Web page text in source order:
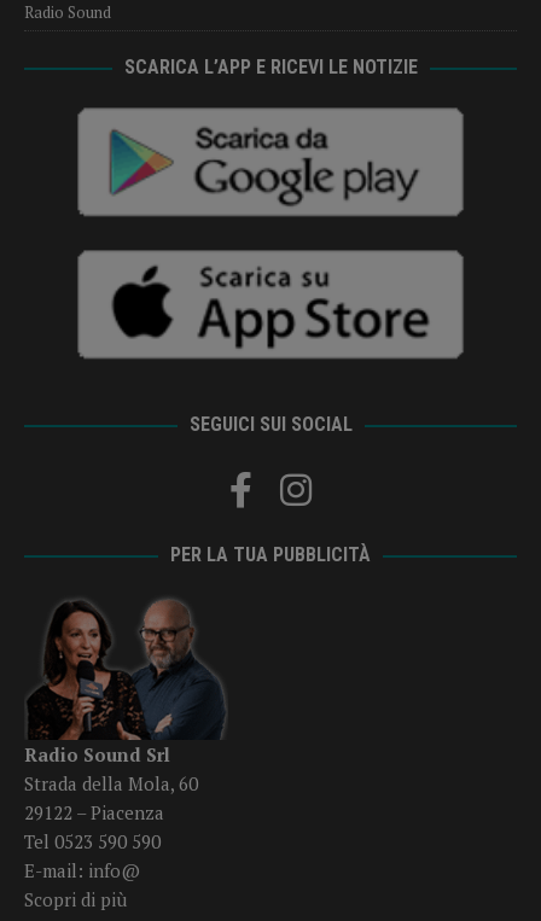
Radio Sound
SCARICA L’APP E RICEVI LE NOTIZIE
SEGUICI SUI SOCIAL
PER LA TUA PUBBLICITÀ
Radio Sound Srl
Strada della Mola, 60
29122 – Piacenza
Tel 0523 590 590
E-mail: info@
Scopri di più